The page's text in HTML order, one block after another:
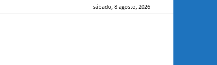
sábado, 8 agosto, 2026